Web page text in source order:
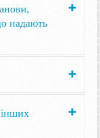
надають